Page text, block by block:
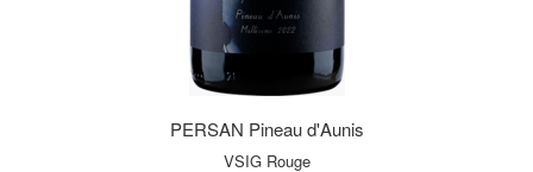
PERSAN Pineau d'Aunis
VSIG Rouge